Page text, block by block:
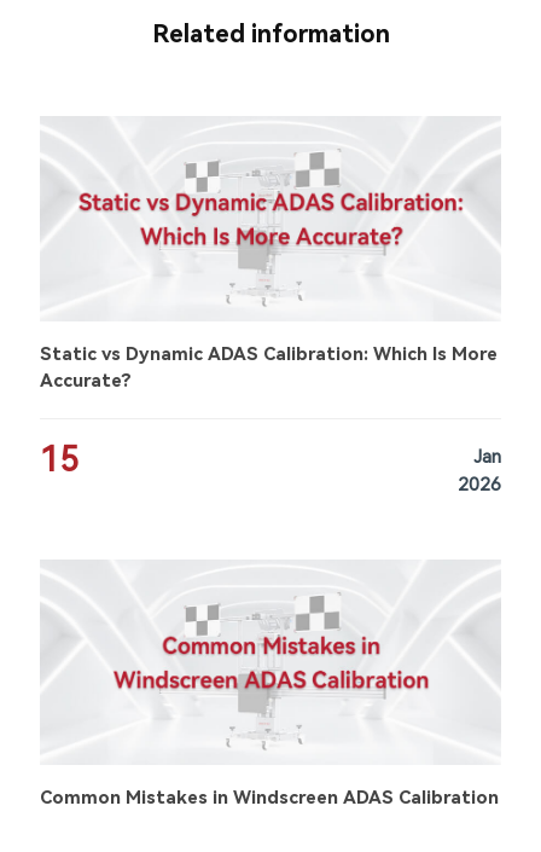
Related information
Static vs Dynamic ADAS Calibration: Which Is More
Accurate?
15
Jan
2026
Common Mistakes in Windscreen ADAS Calibration